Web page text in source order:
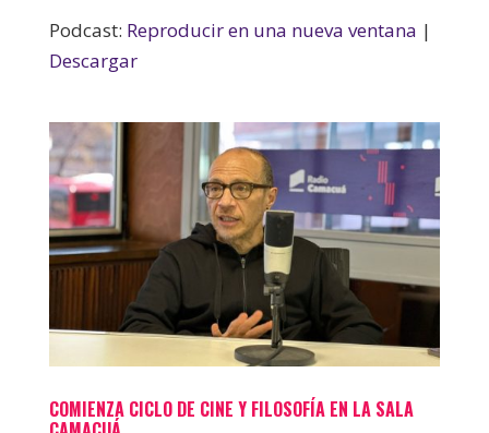
Podcast: Reproducir en una nueva ventana |
Descargar
COMIENZA CICLO DE CINE Y FILOSOFÍA EN LA SALA